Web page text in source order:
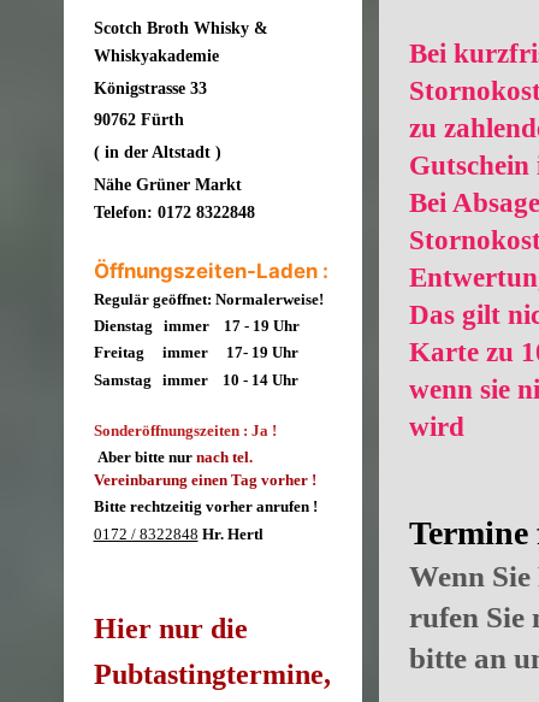
Bei
zu
Bei
Das gilt
Karte zu
wenn sie
wird
Wenn
rufen Sie
bitte an
Scotch Broth Whisky &
Whiskyakademie
Königstrasse 33
90762 Fürth
( in der Altstadt )
Nähe Grüner Markt
Telefon: 0172 8322848
Öffnungszeiten-Laden :
Regulär geöffnet: Normalerweise!
Dienstag immer 17 - 19 Uhr
Freitag immer 17- 19 Uhr
Samstag immer 10 - 14 Uhr
Sonderöffnungszeiten : Ja !
Aber bitte nur nach tel.
Vereinbarung einen Tag vorher !
Bitte rechtzeitig vorher anrufen !
0172 / 8322848 Hr. Hertl
Hier nur die
Pubtastingtermine,